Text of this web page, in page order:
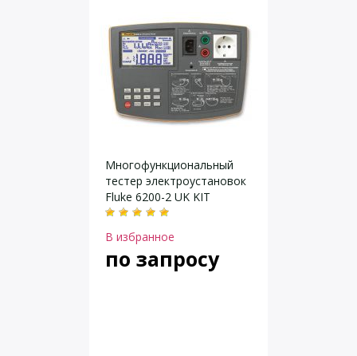
Многофункциональный
тестер электроустановок
Fluke 6200-2 UK KIT
В избранное
по запросу